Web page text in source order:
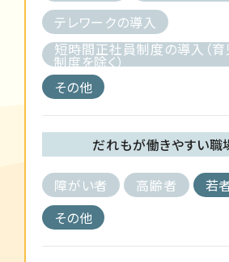
テレワークの導入
短時間正社員制度の導入（
制度を除く）
その他
だれもが働きやすい職
障がい者 高齢者 若
その他